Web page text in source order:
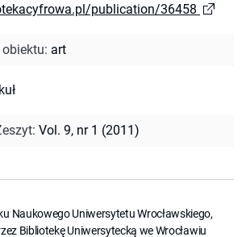
publication/36458
obiektu: art
: Vol. 9, nr 1 (2011)
Naukowego Uniwersytetu Wrocławskiego,
Bibliotekę Uniwersytecką we Wrocławiu